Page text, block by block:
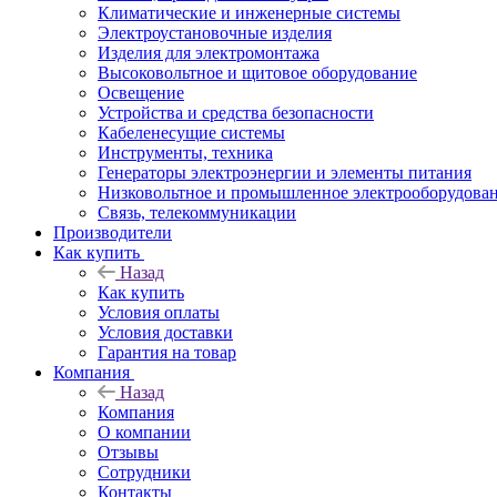
Климатические и инженерные системы
Электроустановочные изделия
Изделия для электромонтажа
Высоковольтное и щитовое оборудование
Освещение
Устройства и средства безопасности
Кабеленесущие системы
Инструменты, техника
Генераторы электроэнергии и элементы питания
Низковольтное и промышленное
Связь, телекоммуникации
Производители
Как купить
Назад
Как купить
Условия оплаты
Условия доставки
Гарантия на товар
Компания
Назад
Компания
О компании
Отзывы
Сотрудники
Контакты